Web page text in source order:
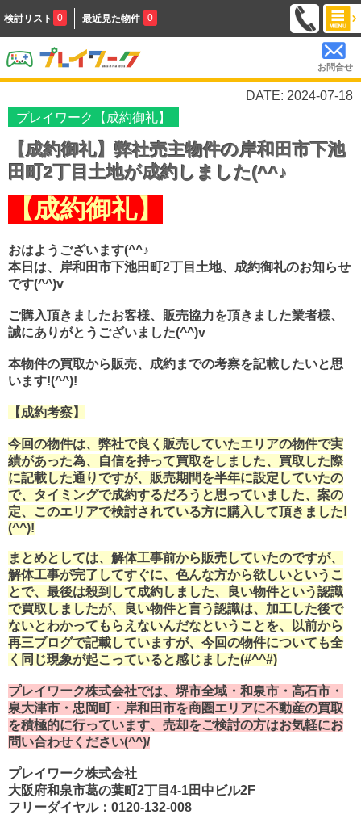
検討リスト 0 最近見た物件 0
お問合せ
DATE: 2024-07-18
プレイワーク【成約御礼】
【成約御礼】弊社売主物件の岸和田市下池
田町2丁目土地が成約しました(^^♪
【成約御礼】
おはようございます(^^♪
本日は、岸和田市下池田町2丁目土地、成約御礼のお知らせ
です(^^)v
ご購入頂きましたお客様、販売協力を頂きました業者様、
誠にありがとうございました(^^)v
本物件の買取から販売、成約までの考察を記載したいと思
います!(^^)!
【成約考察】
今回の物件は、弊社で良く販売していたエリアの物件で実
績があった為、自信を持って買取をしました、買取した際
に記載した通りですが、販売期間を半年に設定していたの
で、タイミングで成約するだろうと思っていました、案の
定、このエリアで検討されている方に購入して頂きました!
(^^)!
まとめとしては、解体工事前から販売していたのですが、
解体工事が完了してすぐに、色んな方から欲しいというこ
とで、最後は殺到して成約しました、良い物件という認識
で買取しましたが、良い物件と言う認識は、加工した後で
ないとわかってもらえないんだなということを、以前から
再三ブログで記載していますが、今回の物件についても全
く同じ現象が起こっていると感じました(#^^#)
プレイワーク株式会社では、堺市全域・和泉市・高石市・
泉大津市・忠岡町・岸和田市を商圏エリアに不動産の買取
を積極的に行っています、売却をご検討の方はお気軽にお
問い合わせください(^^)/
プレイワーク株式会社
大阪府和泉市葛の葉町2丁目4-1田中ビル2F
フリーダイヤル：0120-132-008